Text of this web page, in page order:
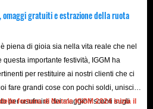
such as local hosts, online
matched with
with friends, aiming to promote
meet new friends, participate
on challenges. At the same
omaggi gratuiti e estrazione della ruota
piena di gioia sia nella vita reale che nel
importante festività, IGGM ha
per restituire ai nostri clienti che ci
fare grandi cose con pochi soldi, unisciti
per usufruire dei maggiori sconti sugli
fortuna di Natale IGGM 2024 inizia il